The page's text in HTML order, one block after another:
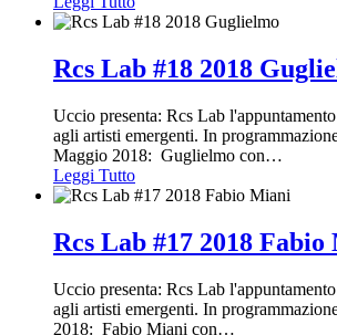
Rcs Lab #18 2018
Uccio presenta: Rcs Lab
agli artisti emergenti. In
Maggio 2018: Guglielmo con…
Leggi Tutto
Rcs Lab #17 2018
Uccio presenta: Rcs Lab
agli artisti emergenti. In
2018: Fabio Miani con…